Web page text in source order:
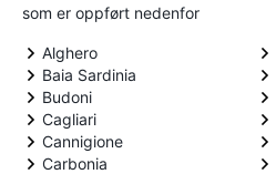
som er oppført nedenfor
Alghero
Baia Sardinia
Budoni
Cagliari
Cannigione
Carbonia